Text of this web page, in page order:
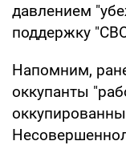
давлением
поддержку
Напомним,
оккупанты